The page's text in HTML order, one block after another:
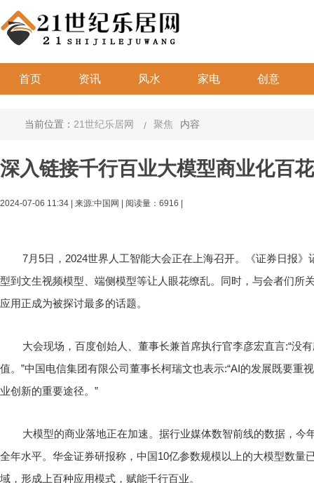
首页 资讯 风水 家电 创意
当前位置： 21世纪乐居网 聚焦 内容
深入链接千行百业大模型商业化百
2024-07-06 11:34 | 来源:中国网 | 阅读量：6916 |
7月5日，2024世界人工智能大会正在上海召开。《证券日报
型到文生视频模型、端侧模型等让人眼花缭乱。同时，与会者们所
应用正成为被探讨最多的话题。
大会现场，百度创始人、董事长兼首席执行官李彦宏直言:“没
值。”中国电信集团有限公司董事长柯瑞文也表示:“AI的发展既要
业创新的重要途径。”
大模型的商业落地正在加速。据行业媒体数智前线的数据，
全年水平。华金证券研报称，中国10亿参数规模以上的大模型数
域，形成上百种应用模式，赋能千行百业。